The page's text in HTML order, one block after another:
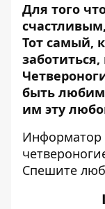
Для того
Тот самый,
быть
им эту
Информатор
Спешите